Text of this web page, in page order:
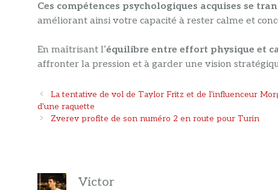
Ces compétences psychologiques acquises se
améliorant ainsi votre capacité à rester calme et
En maîtrisant l’équilibre entre effort physique et
affronter la pression et à garder une vision
Navigation
des
articles
La tentative de vol de Taylor Fritz et de l'influenceur
d'une raquette
Zverev profite de son numéro 2 en route pour Turin
Victor